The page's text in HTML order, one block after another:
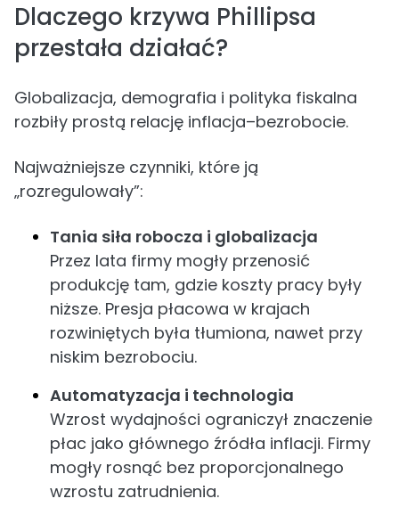
Dlaczego krzywa Phillipsa
przestała działać?
Globalizacja, demografia i polityka fiskalna
rozbiły prostą relację inflacja–bezrobocie.
Najważniejsze czynniki, które ją
„rozregulowały”:
Tania siła robocza i globalizacja
Przez lata firmy mogły przenosić
produkcję tam, gdzie koszty pracy były
niższe. Presja płacowa w krajach
rozwiniętych była tłumiona, nawet przy
niskim bezrobociu.
Automatyzacja i technologia
Wzrost wydajności ograniczył znaczenie
płac jako głównego źródła inflacji. Firmy
mogły rosnąć bez proporcjonalnego
wzrostu zatrudnienia.